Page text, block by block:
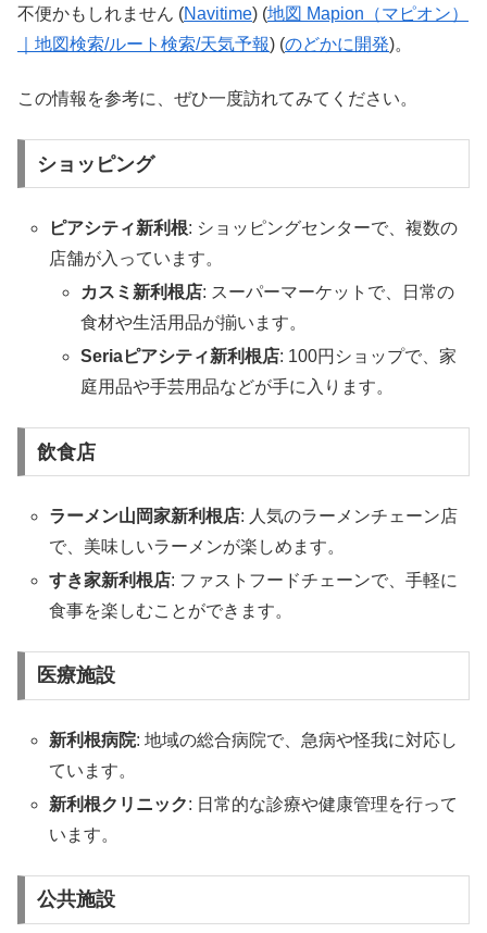
不便かもしれません​ (Navitime) (地図 Mapion（マピオン）
｜地図検索/ルート検索/天気予報) (のどかに開発)​。
この情報を参考に、ぜひ一度訪れてみてください。
ショッピング
ピアシティ新利根: ショッピングセンターで、複数の
店舗が入っています。
カスミ新利根店: スーパーマーケットで、日常の
食材や生活用品が揃います。
Seriaピアシティ新利根店: 100円ショップで、家
庭用品や手芸用品などが手に入ります。
飲食店
ラーメン山岡家新利根店: 人気のラーメンチェーン店
で、美味しいラーメンが楽しめます。
すき家新利根店: ファストフードチェーンで、手軽に
食事を楽しむことができます。
医療施設
新利根病院: 地域の総合病院で、急病や怪我に対応し
ています。
新利根クリニック: 日常的な診療や健康管理を行って
います。
公共施設